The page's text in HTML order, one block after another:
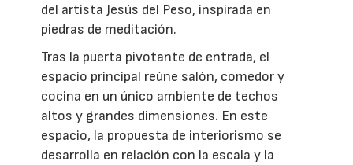
del artista Jesús del Peso, inspirada en
piedras de meditación.
Tras la puerta pivotante de entrada, el
espacio principal reúne salón, comedor y
cocina en un único ambiente de techos
altos y grandes dimensiones. En este
espacio, la propuesta de interiorismo se
desarrolla en relación con la escala y la